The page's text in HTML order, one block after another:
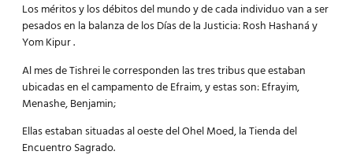
Los méritos y los débitos del mundo y de cada individuo van a ser
pesados en la balanza de los Días de la Justicia: Rosh Hashaná y
Yom Kipur .
Al mes de Tishrei le corresponden las tres tribus que estaban
ubicadas en el campamento de Efraim, y estas son: Efrayim,
Menashe, Benjamin;
Ellas estaban situadas al oeste del Ohel Moed, la Tienda del
Encuentro Sagrado.